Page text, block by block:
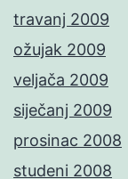
travanj 2009
ožujak 2009
veljača 2009
siječanj 2009
prosinac 2008
studeni 2008